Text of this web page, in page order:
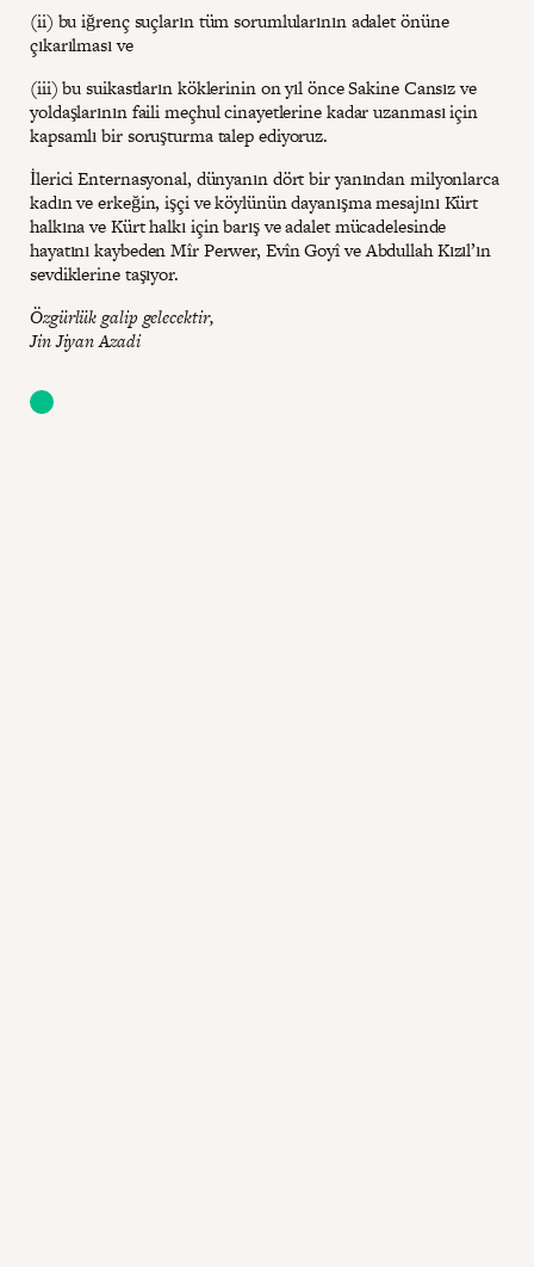
(ii) bu iğrenç suçların tüm sorumlularının adalet önüne
çıkarılması ve
(iii) bu suikastların köklerinin on yıl önce Sakine Cansız ve
yoldaşlarının faili meçhul cinayetlerine kadar uzanması için
kapsamlı bir soruşturma talep ediyoruz.
İlerici Enternasyonal, dünyanın dört bir yanından milyonlarca
kadın ve erkeğin, işçi ve köylünün dayanışma mesajını Kürt
halkına ve Kürt halkı için barış ve adalet mücadelesinde
hayatını kaybeden Mîr Perwer, Evîn Goyî ve Abdullah Kızıl’ın
sevdiklerine taşıyor.
Özgürlük galip gelecektir,
Jin Jiyan Azadi